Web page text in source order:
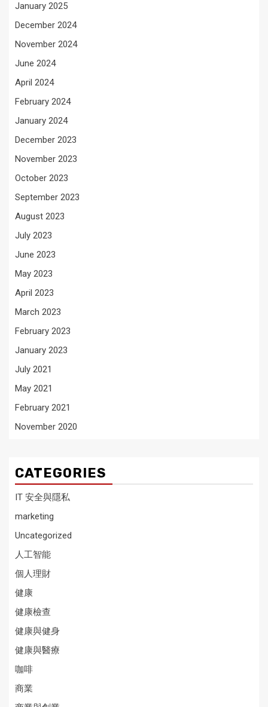
January 2025
December 2024
November 2024
June 2024
April 2024
February 2024
January 2024
December 2023
November 2023
October 2023
September 2023
August 2023
July 2023
June 2023
May 2023
April 2023
March 2023
February 2023
January 2023
July 2021
May 2021
February 2021
November 2020
CATEGORIES
IT 安全與隱私
marketing
Uncategorized
人工智能
個人理財
健康
健康檢查
健康與健身
健康與醫療
咖啡
商業